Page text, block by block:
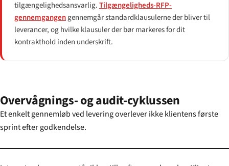
tilgængelighedsansvarlig.Tilgængeligheds-RFP-
gennemgangengennemgår standardklausulerne der bliver til
leverancer, og hvilke klausuler der bør markeres for dit
kontrakthold inden underskrift.
Overvågnings- og audit-cyklussen
Et enkelt gennemløb ved levering overlever ikke klientens første
sprint efter godkendelse.